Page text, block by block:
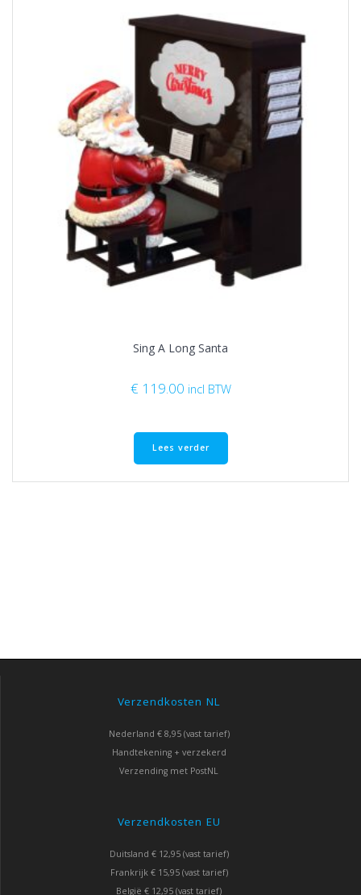
Sing A Long Santa
€ 119.00 incl BTW
Lees verder
Verzendkosten NL
Nederland € 8,95 (vast tarief)
Handtekening + verzekerd
Verzending met PostNL
Verzendkosten EU
Duitsland € 12,95 (vast tarief)
Frankrijk € 15,95 (vast tarief)
België € 12,95 (vast tarief)